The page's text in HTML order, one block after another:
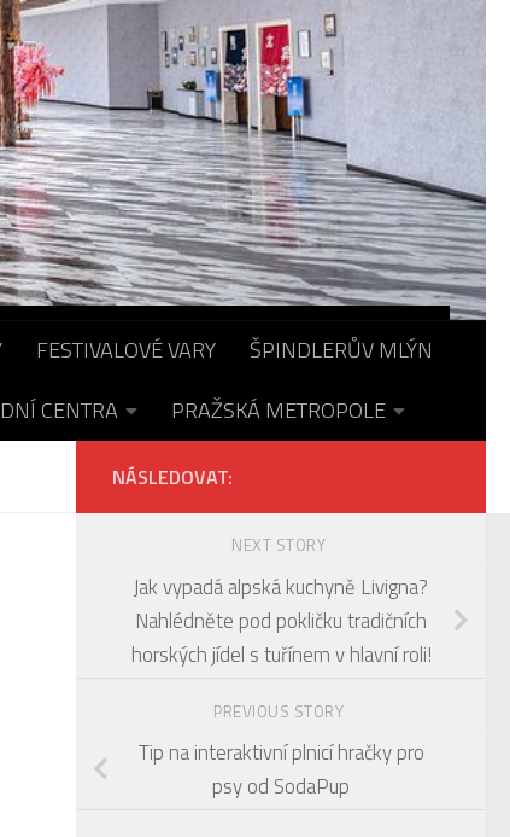
FESTIVALOVÉ VARY
ŠPINDLERŮV MLÝN
CENTRA PRAŽSKÁ METROPOLE
NÁSLEDOVAT:
NEXT STORY
Jak vypadá alpská kuchyně Livigna?
Nahlédněte pod pokličku tradičních
horských jídel s tuřínem v hlavní roli!
PREVIOUS STORY
Tip na interaktivní plnicí hračky pro
psy od SodaPup